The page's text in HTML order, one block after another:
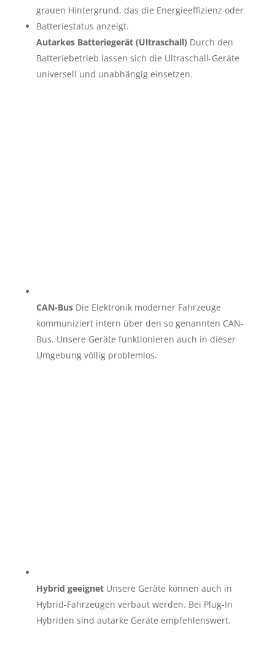
Autarkes Batteriegerät (Ultraschall) Durch den
Batteriebetrieb lassen sich die Ultraschall-Geräte
universell und unabhängig einsetzen.
CAN-BusDie Elektronik moderner Fahrzeuge
kommuniziert intern über den so genannten CAN-
Bus. Unsere Geräte funktionieren auch in dieser
Umgebung völlig problemlos.
Hybrid geeignetUnsere Geräte können auch in
Hybrid-Fahrzeugen verbaut werden. Bei Plug-In
Hybriden sind autarke Geräte empfehlenswert.